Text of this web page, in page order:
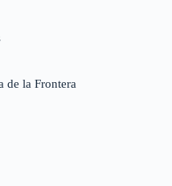
de la Frontera